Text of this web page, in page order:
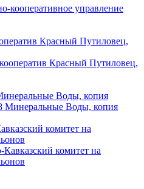
Красный Путиловец,
Воды, копия
комитет на